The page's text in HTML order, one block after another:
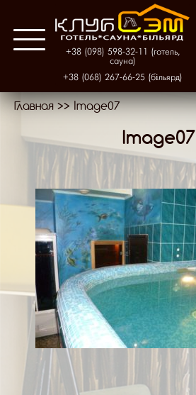
Про нас
Готель
Фінська сауна
+38 (098) 598-32-11 (готель,
сауна)
+38 (068) 267-66-25 (більярд)
Більярд
Галерея
Контакти
RU
Главная >> Image07
Image07